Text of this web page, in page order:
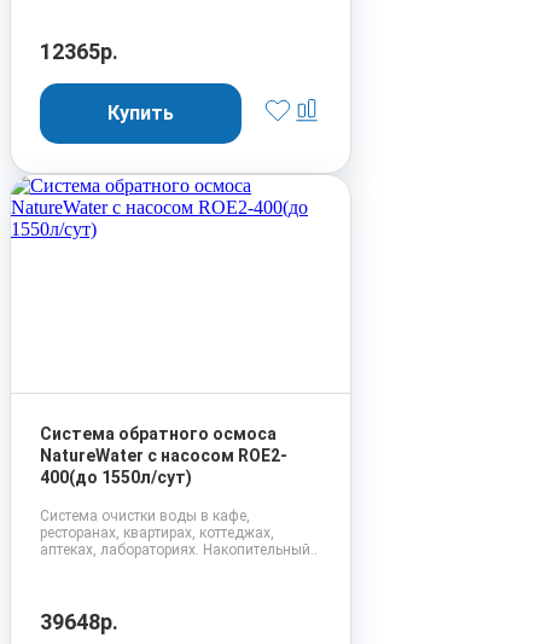
12365р.
Система обратного осмоса
NatureWater с насосом ROE2-
400(до 1550л/сут)
Система очистки воды в кафе,
ресторанах, квартирах, коттеджах,
аптеках, лабораториях. Накопительный..
39648р.